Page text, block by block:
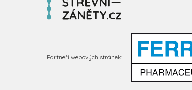
Partneři webových stránek: